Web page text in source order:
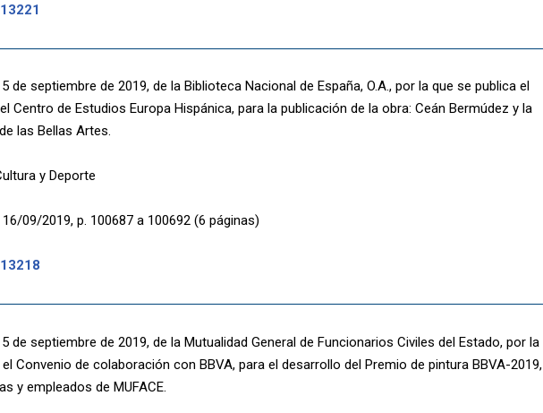
de septiembre de 2019, de la Biblioteca Nacional de España, O.A., por la que se publica el
Centro de Estudios Europa Hispánica, para la publicación de la obra: Ceán Bermúdez y la
las Bellas Artes.
y Deporte
16/09/2019, p. 100687 a 100692 (6 páginas)
de septiembre de 2019, de la Mutualidad General de Funcionarios Civiles del Estado, por la
Convenio de colaboración con BBVA, para el desarrollo del Premio de pintura BBVA-2019,
y empleados de MUFACE.